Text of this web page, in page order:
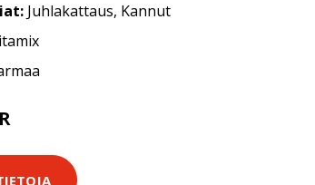
Juhlakattaus, Kannut